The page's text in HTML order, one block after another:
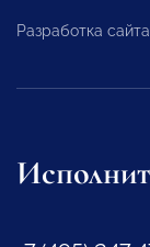
Разработка